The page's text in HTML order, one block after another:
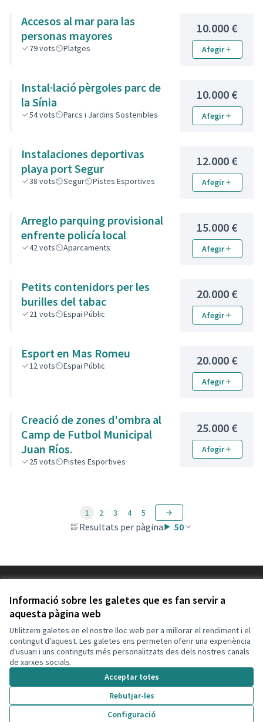
Informació sobre les galetes que es fan servir a
aquesta pàgina web
Utilitzem galetes en el nostre lloc web per a millorar el rendiment i el
contingut d'aquest. Les galetes ens permeten oferir una experiència
d'usuari i uns continguts més personalitzats des dels nostres canals
de xarxes socials.
Acceptar totes
Rebutjar-les
Configuració
Accesos al mar para las
personas mayores
79vots Platges
10.000 €
Afegir
Instal·lació pèrgoles parc de
la Sínia
54vots Parcs i Jardins Sostenibles
10.000 €
Afegir
Instalaciones deportivas
playa port Segur
38 vots Segur Pistes Esportives
12.000 €
Afegir
Arreglo parquing provisional
enfrente policía local
42vots Aparcaments
15.000 €
Afegir
Petits contenidors per les
burilles del tabac
21 vots Espai Públic
20.000 €
Afegir
Esport en Mas Romeu
12vots Espai Públic 20.000 €
Afegir
Creació de zones d'ombra al
Camp de Futbol Municipal
Juan Ríos.
25 vots Pistes Esportives
25.000 €
Afegir
Resultats per pàgina: 50
1 2 3 4 5
Configuració de les galetes
Decidim Calafell a X
(Enllaç extern)
Decidim Calafell a Facebook
(Enllaç extern)
Decidim Calafell a YouTube
(Enllaç extern)
Decidim Calafell a GitHub
(Enllaç extern)
(Enllaç extern)programari lliure
(Enllaç extern)
.